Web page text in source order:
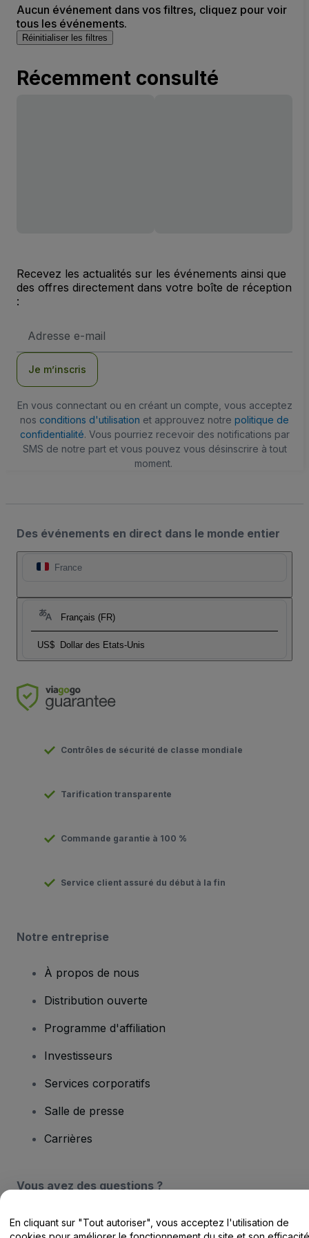
Aucun événement dans vos filtres, cliquez pour voir
tous les événements.
Réinitialiser les filtres
Récemment consulté
Recevez les actualités sur les événements ainsi que
des offres directement dans votre boîte de réception
:
e-
Je m’inscris
En vous connectant ou en créant un compte, vous acceptez
nos conditions d'utilisation et approuvez notre politique de
confidentialité. Vous pourriez recevoir des notifications par
SMS de notre part et vous pouvez vous désinscrire à tout
moment.
Des événements en direct dans le monde entier
France
Français (FR)
US$ Dollar des Etats-Unis
Contrôles de sécurité de classe mondiale
Tarification transparente
Commande garantie à 100 %
Service client assuré du début à la fin
Notre entreprise
À propos de nous
Distribution ouverte
Programme d'affiliation
Investisseurs
Services corporatifs
Salle de presse
Carrières
Vous avez des questions ?
Centre d'assistance / Nous contacter
En cliquant sur "Tout autoriser", vous acceptez l'utilisation de